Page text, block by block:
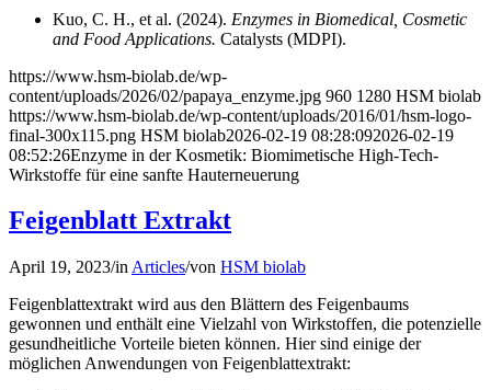
Kuo, C. H., et al. (2024). Enzymes in Biomedical, Cosmetic
and Food Applications. Catalysts (MDPI).
https://www.hsm-biolab.de/wp-
content/uploads/2026/02/papaya_enzyme.jpg 960 1280 HSM biolab
https://www.hsm-biolab.de/wp-content/uploads/2016/01/hsm-logo-
final-300x115.png HSM biolab2026-02-19 08:28:092026-02-19
08:52:26Enzyme in der Kosmetik: Biomimetische High-Tech-
Wirkstoffe für eine sanfte Hauterneuerung
Feigenblatt Extrakt
April 19, 2023/in Articles/von HSM biolab
Feigenblattextrakt wird aus den Blättern des Feigenbaums
gewonnen und enthält eine Vielzahl von Wirkstoffen, die potenzielle
gesundheitliche Vorteile bieten können. Hier sind einige der
möglichen Anwendungen von Feigenblattextrakt: